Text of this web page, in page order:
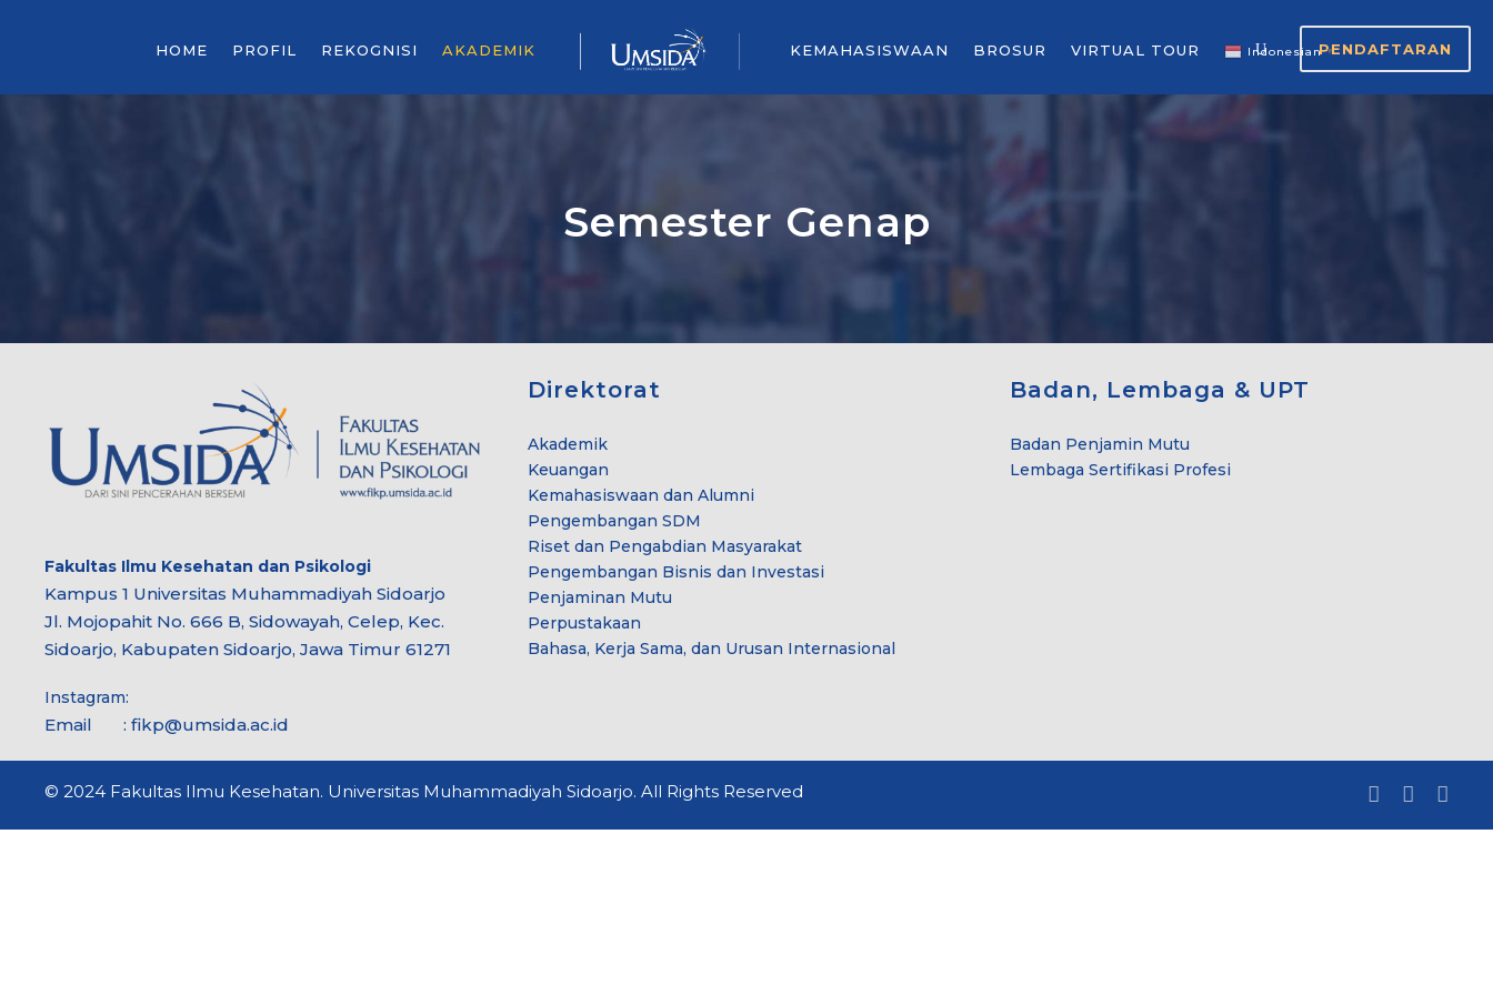
HOME PROFIL REKOGNISI AKADEMIK KEMAHASISWAAN BROSUR VIRTUAL TOUR Indonesian ▼
PENDAFTARAN
Semester Genap
Fakultas Ilmu Kesehatan dan Psikologi
Kampus 1 Universitas Muhammadiyah Sidoarjo
Jl. Mojopahit No. 666 B, Sidowayah, Celep, Kec.
Sidoarjo, Kabupaten Sidoarjo, Jawa Timur 61271
Instagram:
Email : fikp@umsida.ac.id
Direktorat
Akademik
Keuangan
Kemahasiswaan dan Alumni
Pengembangan SDM
Riset dan Pengabdian Masyarakat
Pengembangan Bisnis dan Investasi
Penjaminan Mutu
Perpustakaan
Bahasa, Kerja Sama, dan Urusan Internasional
Badan, Lembaga & UPT
Badan Penjamin Mutu
Lembaga Sertifikasi Profesi
© 2024 Fakultas Ilmu Kesehatan. Universitas Muhammadiyah Sidoarjo. All Rights Reserved